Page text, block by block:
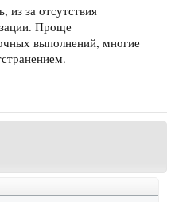
из за отсутствия
Проще
выполнений, многие